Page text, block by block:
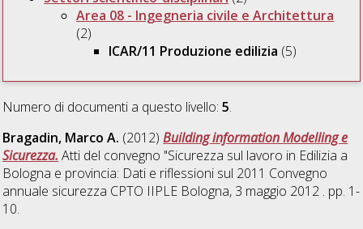
Area 08 - Ingegneria civile e Architettura
(2)
ICAR/11 Produzione edilizia (5)
Numero di documenti a questo livello:5.
Bragadin, Marco A. (2012)Building information Modelling e
Sicurezza. Atti del convegno "Sicurezza sul lavoro in Edilizia a
Bologna e provincia: Dati e riflessioni sul 2011 Convegno
annuale sicurezza CPTO IIPLE Bologna, 3 maggio 2012 . pp. 1-
10.